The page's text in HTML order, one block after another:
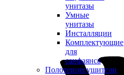
унитазы
Умные
унитазы
Инсталляции
Комплектующие
для
санфаянса
Полотенцесушители